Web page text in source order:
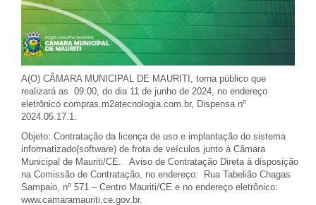
A(O) CÂMARA MUNICIPAL DE MAURITI, torna público que
realizará as 09:00, do dia 11 de junho de 2024, no endereço
eletrônico compras.m2atecnologia.com.br, Dispensa nº
2024.05.17.1.
Objeto: Contratação da licença de uso e implantação do sistema
informatizado(software) de frota de veículos junto á Câmara
Municipal de Mauriti/CE. Aviso de Contratação Direta à disposição
na Comissão de Contratação, no endereço: Rua Tabelião Chagas
Sampaio, nº 571 – Centro Mauriti/CE e no endereço eletrônico:
www.camaramauriti.ce.gov.br.